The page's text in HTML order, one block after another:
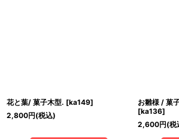
花と葉/ 菓子木型. [ka149]
2,800円(税込)
お雛様 / 菓
[ka136]
2,600円(税